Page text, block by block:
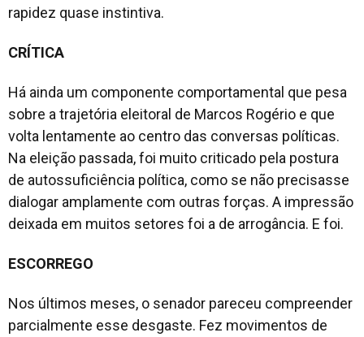
rapidez quase instintiva.
CRÍTICA
Há ainda um componente comportamental que pesa
sobre a trajetória eleitoral de Marcos Rogério e que
volta lentamente ao centro das conversas políticas.
Na eleição passada, foi muito criticado pela postura
de autossuficiência política, como se não precisasse
dialogar amplamente com outras forças. A impressão
deixada em muitos setores foi a de arrogância. E foi.
ESCORREGO
Nos últimos meses, o senador pareceu compreender
parcialmente esse desgaste. Fez movimentos de